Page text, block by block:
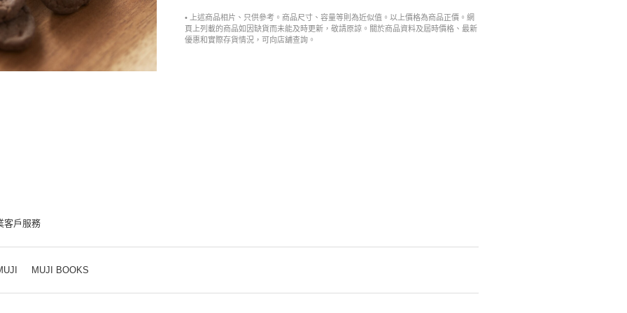
• 上述商品相片、只供參考。商品尺寸、容量等則為近似值。以上價格為商品正價。網
頁上列載的商品如因缺貨而未能及時更新，敬請原諒。關於商品資料及屆時價格、最新
優惠和實際存貨情況，可向店舖查詢。
客戶服務
MUJI BOOKS